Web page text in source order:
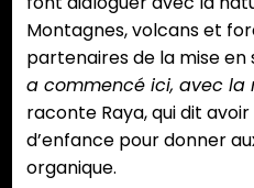
Montagnes, volcans et
partenaires de la mise en
a commencé ici, avec la
raconte Raya, qui dit
d’enfance pour donner
organique.